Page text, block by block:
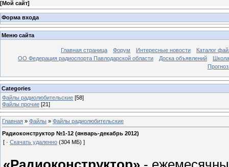
[Мой сайт]
Форма входа
Меню сайта
Главная страница Форум Интересные новости
Каталог
ОО Федерация радиоспорта Павлодарской области
Доска объявлений
Categories
Файлы радиолюбительские [58]
Файлы прочие [21]
Главная » Файлы » Файлы радиолюбительские
Радиоконструктор №1-12 (январь-декабрь 2012)
[ · Скачать удаленно (304 МБ) ]